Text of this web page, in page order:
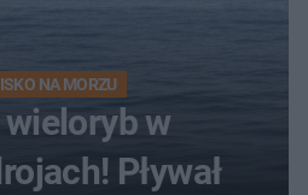
NA MORZU
w
Pływał